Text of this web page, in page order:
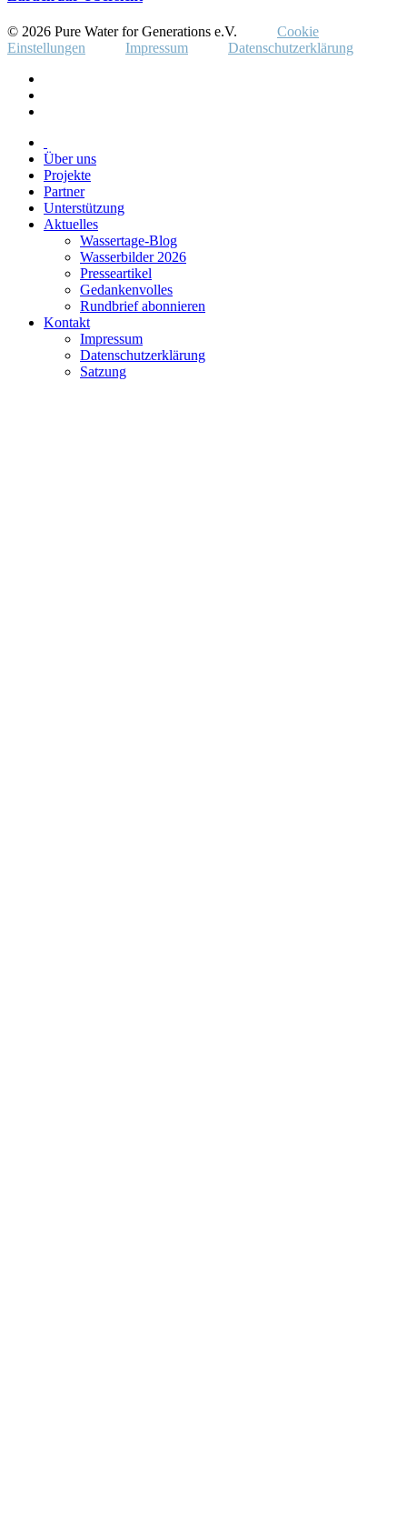
© 2026 Pure Water for Generations e.V.
Cookie
Einstellungen
Impressum Datenschutzerklärung
Über uns
Projekte
Partner
Unterstützung
Aktuelles
Wassertage-Blog
Wasserbilder 2026
Presseartikel
Gedankenvolles
Rundbrief abonnieren
Kontakt
Impressum
Datenschutzerklärung
Satzung